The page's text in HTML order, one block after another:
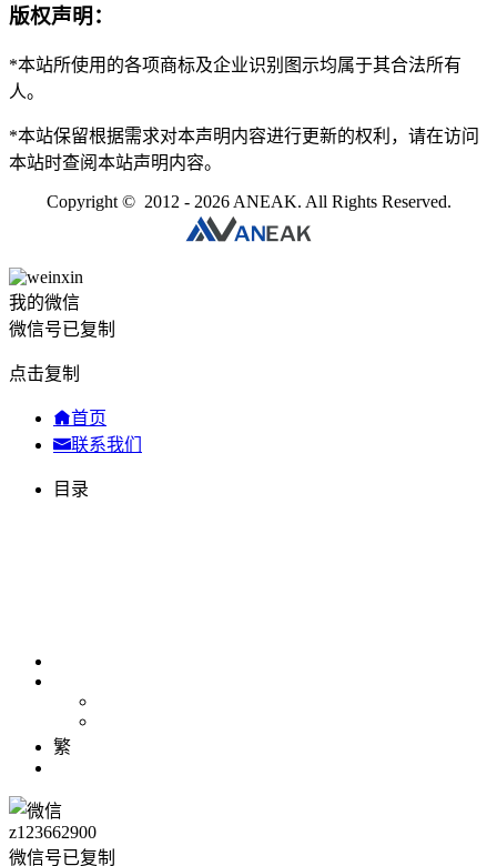
版权声明：
*本站所使用的各项商标及企业识别图示均属于其合法所有
人。
*本站保留根据需求对本声明内容进行更新的权利，请在访问
本站时查阅本站声明内容。
Copyright © 2012 - 2026 ANEAK. All Rights Reserved.
我的微信
微信号已复制
点击复制
首页
联系我们
目录
繁
z123662900
微信号已复制